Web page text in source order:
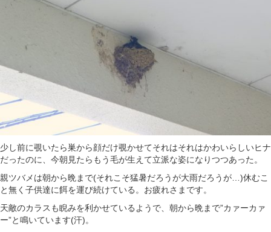
少し前に覗いたら巣から顔だけ覗かせてそれはそれはかわいらしいヒナ
だったのに、今朝見たらもう毛が生えて立派な姿になりつつあった。
親ツバメは朝から晩まで(それこそ猛暑だろうが大雨だろうが…)休むこ
と無く子供達に餌を運び続けている。お疲れさまです。
天敵のカラスも睨みを利かせているようで、朝から晩まで”カァーカァ
ー”と鳴いています(汗)。